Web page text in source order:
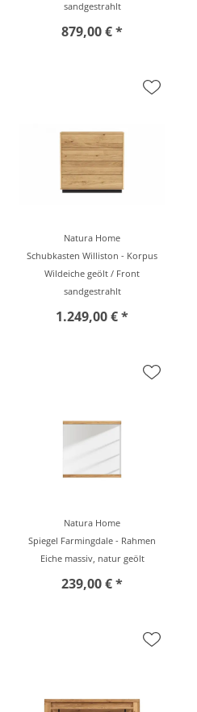
sandgestrahlt
879,00 € *
Natura Home
Schubkasten Williston - Korpus
Wildeiche geölt / Front
sandgestrahlt
1.249,00 € *
Natura Home
Spiegel Farmingdale - Rahmen
Eiche massiv, natur geölt
239,00 € *